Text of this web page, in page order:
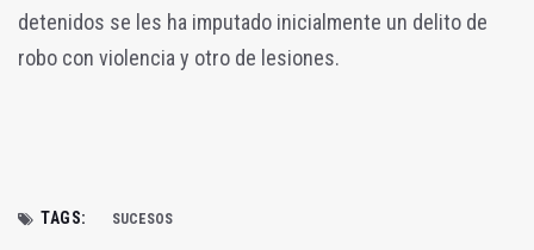
detenidos se les ha imputado inicialmente un delito de
robo con violencia y otro de lesiones.
TAGS: SUCESOS